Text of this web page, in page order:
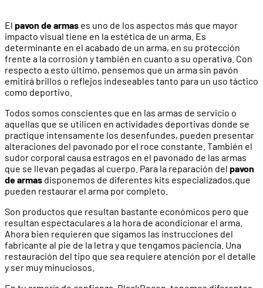
El pavon de armas es uno de los aspectos más que mayor
impacto visual tiene en la estética de un arma. Es
determinante en el acabado de un arma, en su protección
frente a la corrosión y también en cuanto a su operativa. Con
respecto a esto último, pensemos que un arma sin pavón
emitirá brillos o reflejos indeseables tanto para un uso táctico
como deportivo.
Todos somos conscientes que en las armas de servicio o
aquellas que se utilicen en actividades deportivas donde se
practique intensamente los desenfundes, pueden presentar
alteraciones del pavonado por el roce constante. También el
sudor corporal causa estragos en el pavonado de las armas
que se llevan pegadas al cuerpo. Para la reparación del pavon
de armas disponemos de diferentes kits especializados,que
pueden restaurar el arma por completo.
Son productos que resultan bastante económicos pero que
resultan espectaculares a la hora de acondicionar el arma.
Ahora bien requieren que sigamos las instrucciones del
fabricante al pie de la letra y que tengamos paciencia. Una
restauración del tipo que sea requiere atención por el detalle
y ser muy minuciosos.